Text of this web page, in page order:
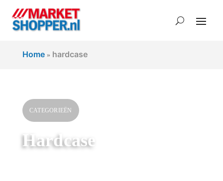
Home» hardcase
CATEGORIEËN
Hardcase